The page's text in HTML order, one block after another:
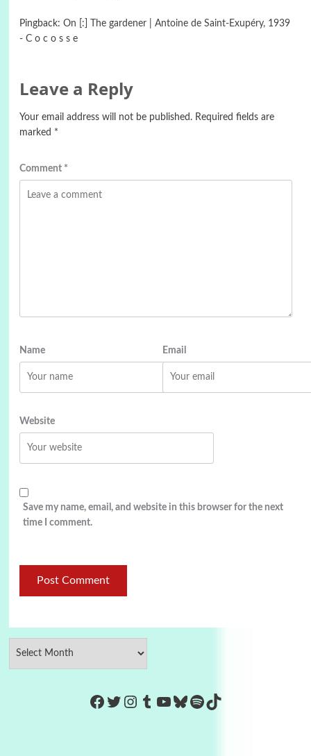
Pingback: On [:] The gardener | Antoine de Saint-Exupéry, 1939
- C o c o s s e
Leave a Reply
Your email address will not be published. Required fields are
marked *
Comment *
Name Email
Website
Save my name, email, and website in this browser for the next
time I comment.
https://www.facebook.com/
Twitter
Instagram
Tumblr
YouTube
Bluesky
Spotify
TikTok